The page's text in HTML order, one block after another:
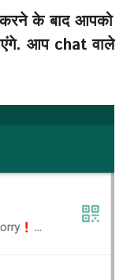
के बाद आपको
आप chat वाले